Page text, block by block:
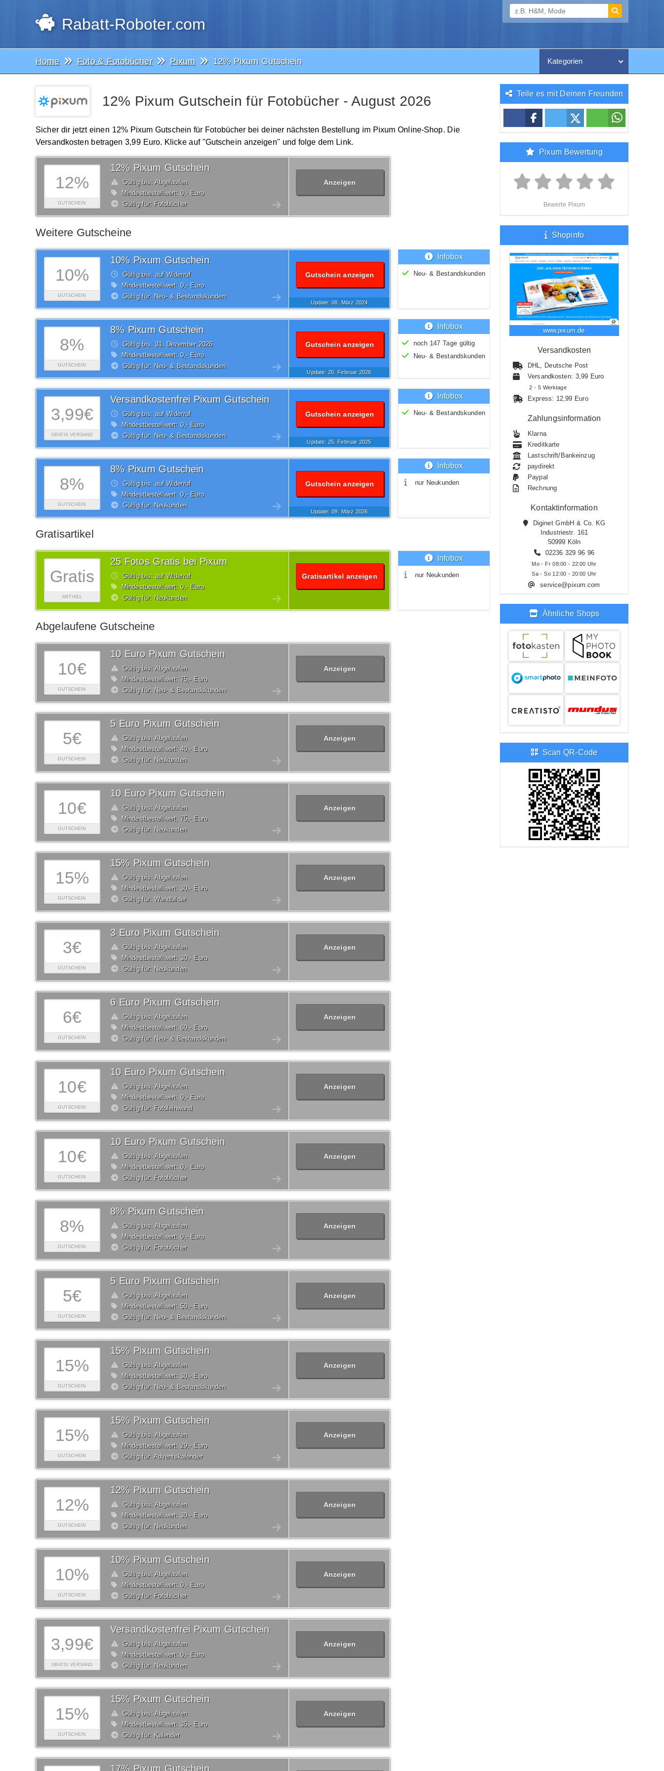
Rabatt-Roboter.com
Home Foto & Fotobücher Pixum 12% Pixum Gutschein Kategorien
12% Pixum Gutschein für Fotobücher - August 2026
Sicher dir jetzt einen 12% Pixum Gutschein für Fotobücher bei deiner nächsten Bestellung im Pixum Online-Shop. Die
Versandkosten betragen 3,99 Euro. Klicke auf "Gutschein anzeigen" und folge dem Link.
12%
GUTSCHEIN
12% Pixum Gutschein
Gültig bis: Abgelaufen
Mindestbestellwert: 0,- Euro
Gültig für: Fotobücher
Anzeigen
Weitere Gutscheine
10%
GUTSCHEIN
10% Pixum Gutschein
Gültig bis: auf Widerruf
Mindestbestellwert: 0,- Euro
Gültig für: Neu- & Bestandskunden
Gutschein anzeigen
Update: 08. März 2024
Infobox
Neu- & Bestandskunden
8%
GUTSCHEIN
8% Pixum Gutschein
Gültig bis: 31. Dezember2026
Mindestbestellwert: 0,- Euro
Gültig für: Neu- & Bestandskunden
Gutschein anzeigen
Update: 20. Februar2026
Infobox
noch 147 Tage gültig
Neu- & Bestandskunden
3,99€
GRATIS VERSAND
Versandkostenfrei Pixum Gutschein
Gültig bis: auf Widerruf
Mindestbestellwert: 0,- Euro
Gültig für: Neu- & Bestandskunden
Gutschein anzeigen
Update: 25. Februar2025
Infobox
Neu- & Bestandskunden
8%
GUTSCHEIN
8% Pixum Gutschein
Gültig bis: auf Widerruf
Mindestbestellwert: 0,- Euro
Gültig für: Neukunden
Gutschein anzeigen
Update: 09. März 2026
Infobox
nur Neukunden
Gratisartikel
Gratis
ARTIKEL
25 Fotos Gratis bei Pixum
Gültig bis: auf Widerruf
Mindestbestellwert: 0,- Euro
Gültig für: Neukunden
Gratisartikel anzeigen
Infobox
nur Neukunden
Abgelaufene Gutscheine
10€
GUTSCHEIN
10 Euro Pixum Gutschein
Gültig bis: Abgelaufen
Mindestbestellwert: 75,- Euro
Gültig für: Neu- & Bestandskunden
Anzeigen
5€
GUTSCHEIN
5 Euro Pixum Gutschein
Gültig bis: Abgelaufen
Mindestbestellwert: 40,- Euro
Gültig für: Neukunden
Anzeigen
10€
GUTSCHEIN
10 Euro Pixum Gutschein
Gültig bis: Abgelaufen
Mindestbestellwert: 75,- Euro
Gültig für: Neukunden
Anzeigen
15%
GUTSCHEIN
15% Pixum Gutschein
Gültig bis: Abgelaufen
Mindestbestellwert: 30,- Euro
Gültig für: Wandbilder
Anzeigen
3€
GUTSCHEIN
3 Euro Pixum Gutschein
Gültig bis: Abgelaufen
Mindestbestellwert: 30,- Euro
Gültig für: Neukunden
Anzeigen
6€
GUTSCHEIN
6 Euro Pixum Gutschein
Gültig bis: Abgelaufen
Mindestbestellwert: 60,- Euro
Gültig für: Neu- & Bestandskunden
Anzeigen
10€
GUTSCHEIN
10 Euro Pixum Gutschein
Gültig bis: Abgelaufen
Mindestbestellwert: 0,- Euro
Gültig für: Fotoleinwand
Anzeigen
10€
GUTSCHEIN
10 Euro Pixum Gutschein
Gültig bis: Abgelaufen
Mindestbestellwert: 0,- Euro
Gültig für: Fotobücher
Anzeigen
8%
GUTSCHEIN
8% Pixum Gutschein
Gültig bis: Abgelaufen
Mindestbestellwert: 0,- Euro
Gültig für: Fotobücher
Anzeigen
5€
GUTSCHEIN
5 Euro Pixum Gutschein
Gültig bis: Abgelaufen
Mindestbestellwert: 50,- Euro
Gültig für: Neu- & Bestandskunden
Anzeigen
15%
GUTSCHEIN
15% Pixum Gutschein
Gültig bis: Abgelaufen
Mindestbestellwert: 30,- Euro
Gültig für: Neu- & Bestandskunden
Anzeigen
15%
GUTSCHEIN
15% Pixum Gutschein
Gültig bis: Abgelaufen
Mindestbestellwert: 29,- Euro
Gültig für: Adventskalender
Anzeigen
12%
GUTSCHEIN
12% Pixum Gutschein
Gültig bis: Abgelaufen
Mindestbestellwert: 30,- Euro
Gültig für: Neukunden
Anzeigen
10%
GUTSCHEIN
10% Pixum Gutschein
Gültig bis: Abgelaufen
Mindestbestellwert: 0,- Euro
Gültig für: Fotobücher
Anzeigen
3,99€
GRATIS VERSAND
Versandkostenfrei Pixum Gutschein
Gültig bis: Abgelaufen
Mindestbestellwert: 0,- Euro
Gültig für: Neukunden
Anzeigen
15%
GUTSCHEIN
15% Pixum Gutschein
Gültig bis: Abgelaufen
Mindestbestellwert: 35,- Euro
Gültig für: Kalender
Anzeigen
17% Pixum Gutschein
Teile es mit Deinen Freunden
Pixum Bewertung
Bewerte Pixum
Shopinfo
www.pixum.de
Versandkosten
DHL, Deutsche Post
Versandkosten: 3,99 Euro
2 - 5 Werktage
Express: 12,99 Euro
Zahlungsinformation
Klarna
Kreditkarte
Lastschrift/Bankeinzug
paydirekt
Paypal
Rechnung
Kontaktinformation
Diginet GmbH & Co. KG
Industriestr. 161
50999 Köln
02236 329 96 96
Mo - Fr 08:00 - 22:00 Uhr
Sa - So 12:00 - 20:00 Uhr
service@pixum.com
Ähnliche Shops
Scan QR-Code